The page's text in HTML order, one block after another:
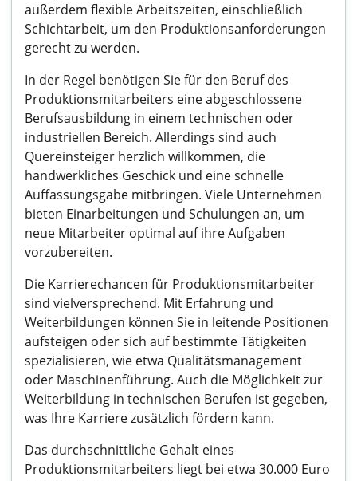
außerdem flexible Arbeitszeiten, einschließlich
Schichtarbeit, um den Produktionsanforderungen
gerecht zu werden.
In der Regel benötigen Sie für den Beruf des
Produktionsmitarbeiters eine abgeschlossene
Berufsausbildung in einem technischen oder
industriellen Bereich. Allerdings sind auch
Quereinsteiger herzlich willkommen, die
handwerkliches Geschick und eine schnelle
Auffassungsgabe mitbringen. Viele Unternehmen
bieten Einarbeitungen und Schulungen an, um
neue Mitarbeiter optimal auf ihre Aufgaben
vorzubereiten.
Die Karrierechancen für Produktionsmitarbeiter
sind vielversprechend. Mit Erfahrung und
Weiterbildungen können Sie in leitende Positionen
aufsteigen oder sich auf bestimmte Tätigkeiten
spezialisieren, wie etwa Qualitätsmanagement
oder Maschinenführung. Auch die Möglichkeit zur
Weiterbildung in technischen Berufen ist gegeben,
was Ihre Karriere zusätzlich fördern kann.
Das durchschnittliche Gehalt eines
Produktionsmitarbeiters liegt bei etwa 30.000 Euro